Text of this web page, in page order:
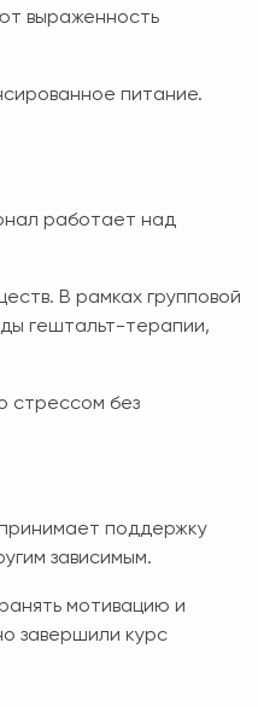
выраженность
питание.
работает над
В рамках групповой
гештальт-терапии,
стрессом без
поддержку
зависимым.
мотивацию и
завершили курс